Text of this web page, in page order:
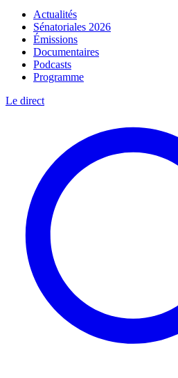
Actualités
Sénatoriales 2026
Émissions
Documentaires
Podcasts
Programme
Le direct